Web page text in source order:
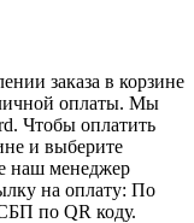
заказа в корзине
оплаты. Мы
Чтобы оплатить
и выберите
наш менеджер
на оплату: По
по QR коду.